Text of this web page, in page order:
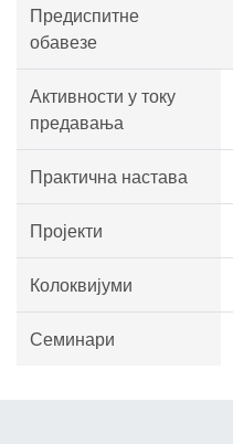
Предиспитне
обавезе
Активности у току
предавања
Практична настава
Пројекти
Колоквијуми
Семинари